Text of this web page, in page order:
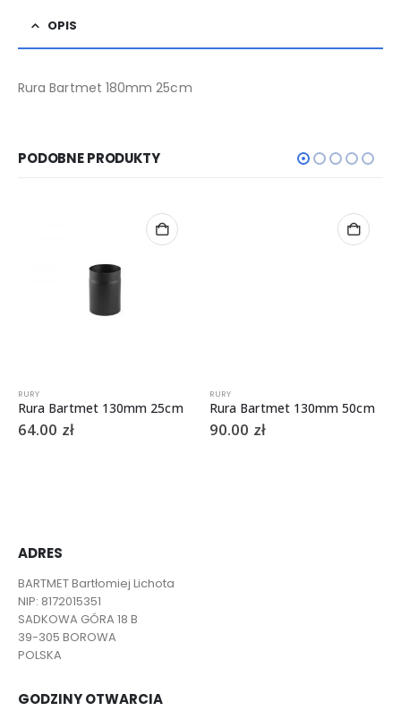
OPIS
Rura Bartmet 180mm 25cm
PODOBNE PRODUKTY
RURY
Rura Bartmet 130mm 25cm
64.00 zł
RURY
Rura Bartmet 130mm 50cm
90.00 zł
ADRES
BARTMET Bartłomiej Lichota
NIP: 8172015351
SADKOWA GÓRA 18 B
39-305 BOROWA
POLSKA
GODZINY OTWARCIA